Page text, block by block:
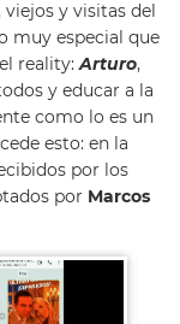
y visitas del
muy especial que
reality: Arturo,
y educar a la
como lo es un
esto: en la
por los
por Marcos